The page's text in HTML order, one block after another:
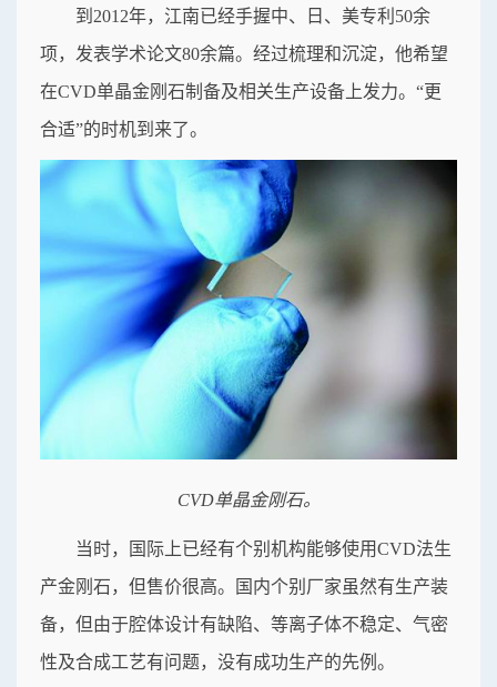
到2012年，江南已经手握中、日、美专利50余
项，发表学术论文80余篇。经过梳理和沉淀，他希望
在CVD单晶金刚石制备及相关生产设备上发力。“更
合适”的时机到来了。
CVD单晶金刚石。
当时，国际上已经有个别机构能够使用CVD法生
产金刚石，但售价很高。国内个别厂家虽然有生产装
备，但由于腔体设计有缺陷、等离子体不稳定、气密
性及合成工艺有问题，没有成功生产的先例。